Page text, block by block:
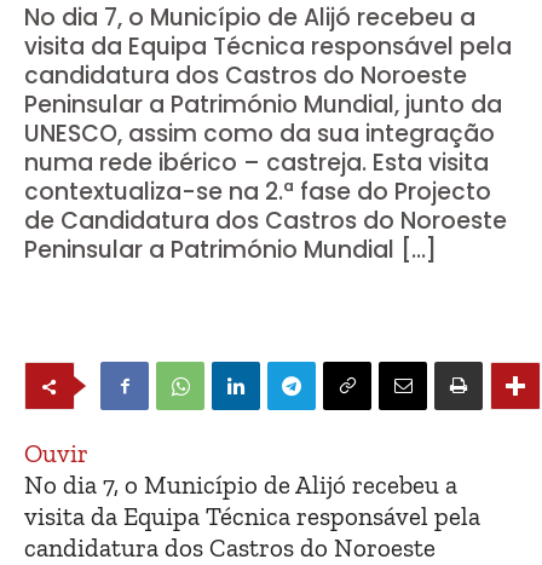
No dia 7, o Município de Alijó recebeu a
visita da Equipa Técnica responsável pela
candidatura dos Castros do Noroeste
Peninsular a Património Mundial, junto da
UNESCO, assim como da sua integração
numa rede ibérico – castreja. Esta visita
contextualiza-se na 2.ª fase do Projecto
de Candidatura dos Castros do Noroeste
Peninsular a Património Mundial […]
Ouvir
No dia 7, o Município de Alijó recebeu a
visita da Equipa Técnica responsável pela
candidatura dos Castros do Noroeste